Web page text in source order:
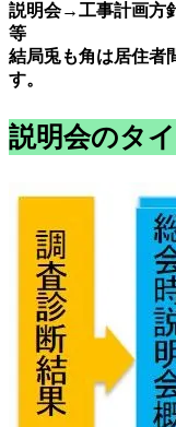
説明会→工事計画方
等
結局兎も角は居住者
す。
説明会のタ